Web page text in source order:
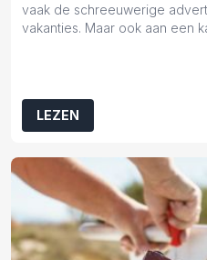
vaak de schreeuwerige
vakanties. Maar ook aan een
LEZEN